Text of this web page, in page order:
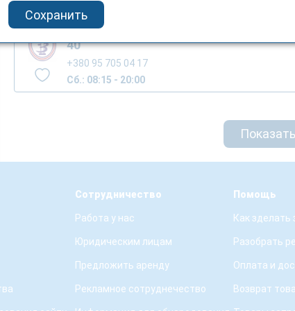
г.Ужгород, пл. Петефи
40
+380 95 705 04 17
Сб.: 08:15 - 20:00
Сотрудничество
Работа у нас
Юридическим лицам
Предложить аренду
Рекламное сотруднечество
Помощь
Как зделать
Разобрать
Оплата и
Возврат
Сохранить